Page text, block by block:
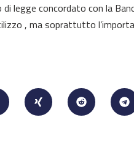
legge concordato con la
, ma soprattutto